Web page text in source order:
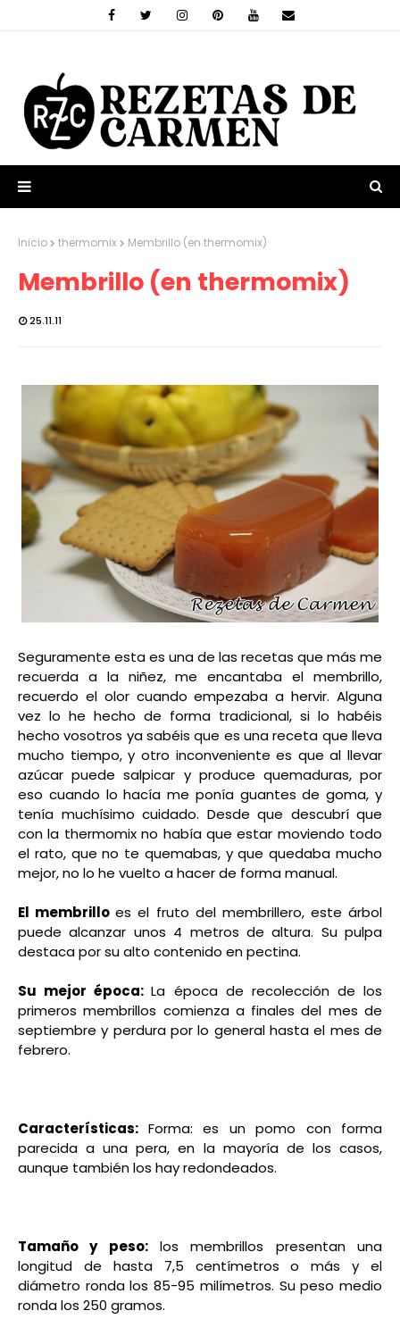
Inicio thermomix Membrillo (en thermomix)
Membrillo (en thermomix)
25.11.11
Seguramente esta es una de las recetas que más me
recuerda a la niñez, me encantaba el membrillo,
recuerdo el olor cuando empezaba a hervir. Alguna
vez lo he hecho de forma tradicional, si lo habéis
hecho vosotros ya sabéis que es una receta que lleva
mucho tiempo, y otro inconveniente es que al llevar
azúcar puede salpicar y produce quemaduras, por
eso cuando lo hacía me ponía guantes de goma, y
tenía muchísimo cuidado. Desde que descubrí que
con la thermomix no había que estar moviendo todo
el rato, que no te quemabas, y que quedaba mucho
mejor, no lo he vuelto a hacer de forma manual.
El membrilloes el fruto del membrillero, este árbol
puede alcanzar unos 4 metros de altura. Su pulpa
destaca por su alto contenido en pectina.
Su mejor época:La época de recolección de los
primeros membrillos comienza a finales del mes de
septiembre y perdura por lo general hasta el mes de
febrero.
Características: Forma: es un pomo con forma
parecida a una pera, en la mayoría de los casos,
aunque también los hay redondeados.
Tamaño y peso:
los membrillos presentan una
longitud de hasta 7,5 centímetros o más y el
diámetro ronda los 85-95 milímetros. Su peso medio
ronda los 250 gramos.